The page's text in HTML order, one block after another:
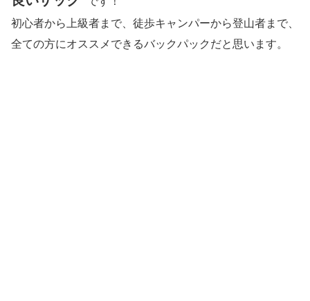
初心者から上級者まで、徒歩キャンパーから登山者まで、
全ての方にオススメできるバックパックだと思います。